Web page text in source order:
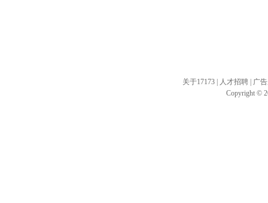
关于17173 人才招聘
广
Copyright ©